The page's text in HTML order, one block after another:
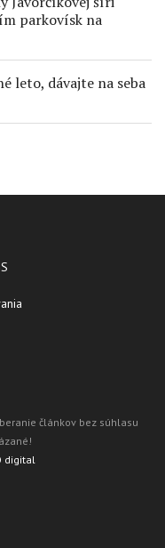
parkovísk na
leto, dávajte na seba
článkov bez súhlasu
digital